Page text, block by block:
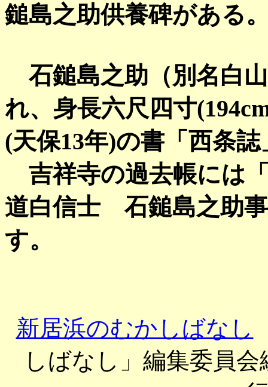
鎚島之助供養碑がある
石鎚島之助（別名白
れ、身長六尺四寸
(天保13年)の書「西条
吉祥寺の過去帳には
道白信士 石鎚島之助
す。
新居浜のむかしばなし
しばなし」編集委員